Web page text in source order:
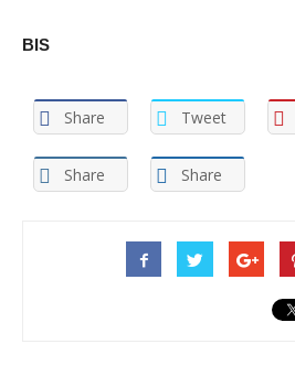
BIS
Share Tweet
Share Share